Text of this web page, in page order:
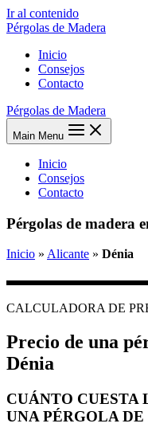
Ir al contenido
Pérgolas de Madera
Inicio
Consejos
Contacto
Pérgolas de Madera
Main Menu
Inicio
Consejos
Contacto
Pérgolas de madera
Inicio » Alicante » Dénia
CALCULADORA DE
Precio de una
Dénia
CUÁNTO CUESTA
UNA PÉRGOLA